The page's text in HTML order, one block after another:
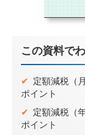
この資料で
✔ 定額減税（
ポイント
✔ 定額減税（
ポイント